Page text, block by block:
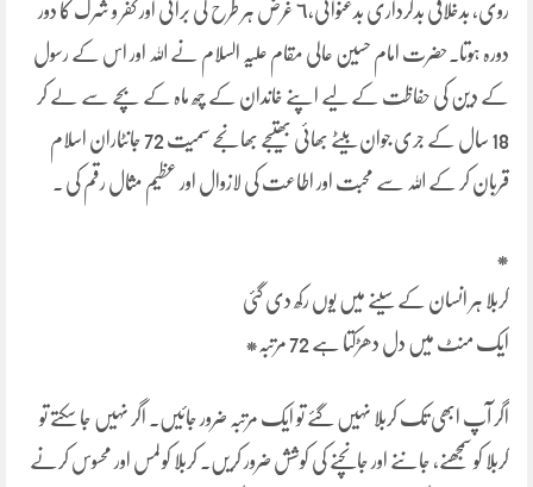
روی، بدخلاقی بدکرداری بدعنوانی،٦ غرض ہر طرح کی برائی اور کفر و شرک کا دور
دورہ ہوتا۔حضرت امام حسین عالی مقام علیہ السلام نے اللہ اور اس کے رسول
کے دین کی حفاظت کے لیے اپنے خاندان کے چھ ماہ کے بچے سے لے کر
18 سال کے جری جوان بیٹے بھائی بھتیجے بھانجے سمیت 72 جانٹاران اسلام
قربان کر کے اللہ سے محبت اور اطاعت کی لازوال اور عظیم مثال رقم کی ۔
*
کربلا ہر انسان کے سینے میں یوں رکھ دی گئی
ایک منٹ میں دل دھڑکتا ہے 72 مرتبہ*
اگر آپ ابھی تک کربلا نہیں گئے تو ایک مرتبہ ضرور جائیں۔ اگر نہیں جا سکتے تو
کربلا کو سمجھنے، جاننے اور جانچنے کی کوشش ضرور کریں۔ کربلا کو لمس اور محسوس کرنے